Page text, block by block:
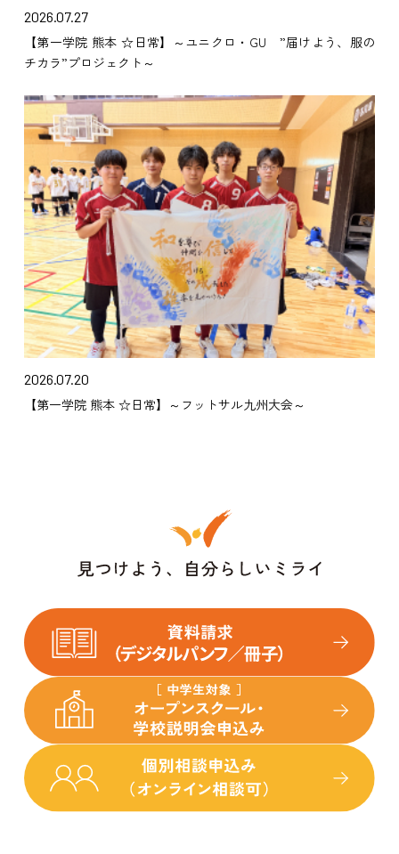
2026.07.27
【第一学院 熊本 ☆日常】～ユニクロ・GU ”届けよう、服の
チカラ”プロジェクト～
2026.07.20
【第一学院 熊本 ☆日常】～フットサル九州大会～